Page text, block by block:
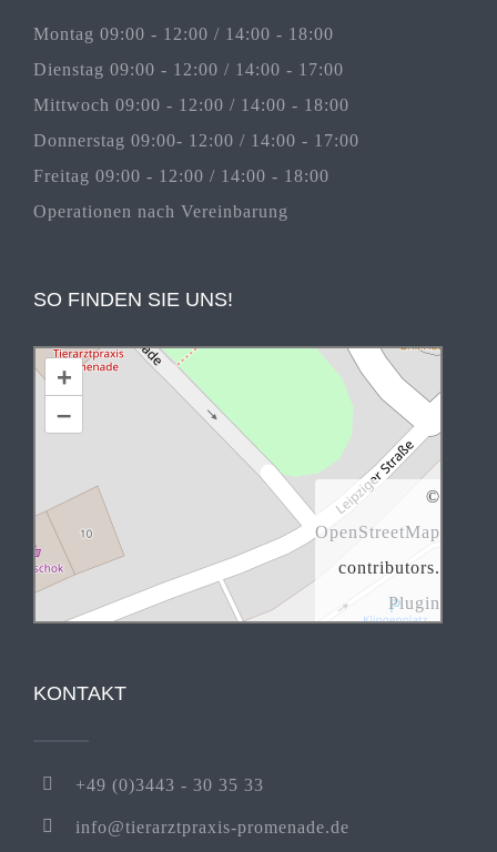
Montag 09:00 - 12:00 / 14:00 - 18:00
Dienstag 09:00 - 12:00 / 14:00 - 17:00
Mittwoch 09:00 - 12:00 / 14:00 - 18:00
Donnerstag 09:00- 12:00 / 14:00 - 17:00
Freitag 09:00 - 12:00 / 14:00 - 18:00
Operationen nach Vereinbarung
SO FINDEN SIE UNS!
+
–
©
OpenStreetMap
contributors.
Plugin
KONTAKT
+49 (0)3443 - 30 35 33
info@tierarztpraxis-promenade.de